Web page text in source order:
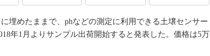
埋めたままで、phなどの測定に利用できる土壌センサー
年1月よりサンプル出荷開始すると発表した。価格は5万